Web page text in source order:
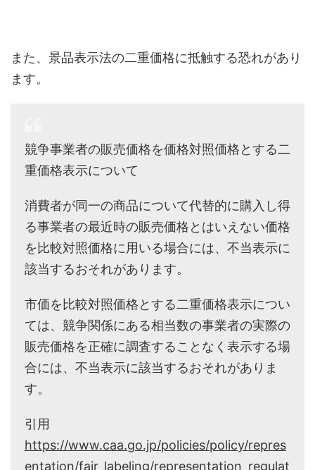
また、景品表示法の二重価格に抵触する恐れがあり
ます。
競争事業者の販売価格を価格対照価格とする二
重価格表示について
消費者が同一の商品について代替的に購入し得
る事業者の最近時の販売価格とはいえない価格
を比較対照価格に用いる場合には、不当表示に
該当するおそれがあります。
市価を比較対照価格とする二重価格表示につい
ては、競争関係にある相当数の事業者の実際の
販売価格を正確に調査することなく表示する場
合には、不当表示に該当するおそれがありま
す。
引用
https://www.caa.go.jp/policies/policy/repres
entation/fair_labeling/representation_regulat